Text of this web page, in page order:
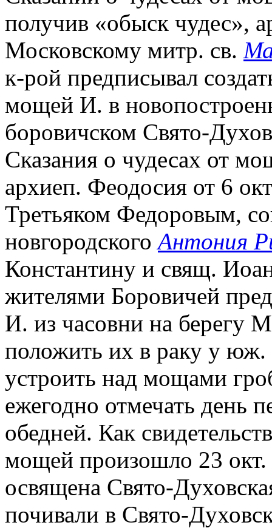
получив «обыск чудес»,
Московскому митр. св.
к-рой предписывал
мощей И. в
боровичском Свято-
Сказания о чудесах от
архиеп. Феодосия от 6
Третьяком Федоровым,
новгородскогоАнтония
Константину и свящ.
жителями Боровичей
И. из часовни на берегу
положить их в раку у юж.
устроить над мощами
ежегодно отмечать день
обедней. Как
мощей произошло 23 окт.
освящена Свято-
почивали в Свято-